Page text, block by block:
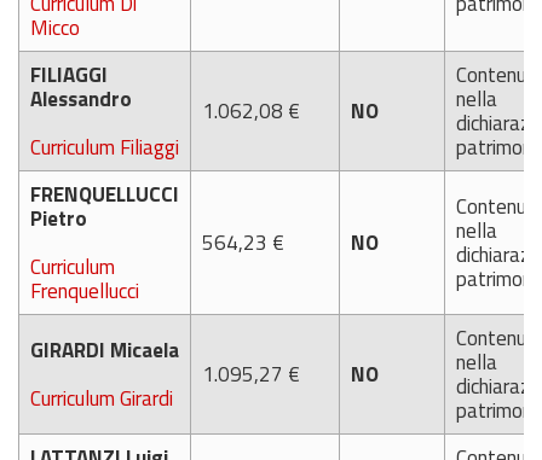
Micco
FILIAGGI
Alessandro
Curriculum Filiaggi
1.062,08 € NO nella
FRENQUELLUCCI
Pietro
Curriculum
Frenquellucci
564,23 € NO nella
GIRARDI Micaela
Curriculum Girardi
1.095,27 € NO nella